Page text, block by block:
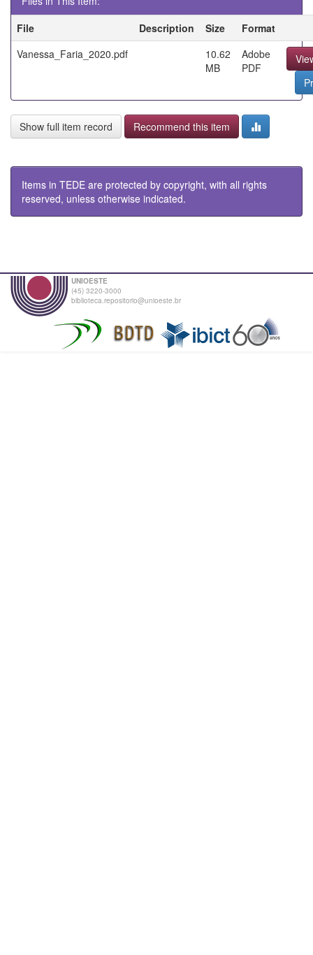
File
Description Size
Format
Vanessa_Faria_2020.pdf
10.62
MB
Adobe
PDF
Show full item record Recommend this item
Items in TEDE are protected by copyright, with all rights
reserved, unless otherwise indicated.
UNIOESTE
(45) 3220-3000
biblioteca.repositorio@unioeste.br